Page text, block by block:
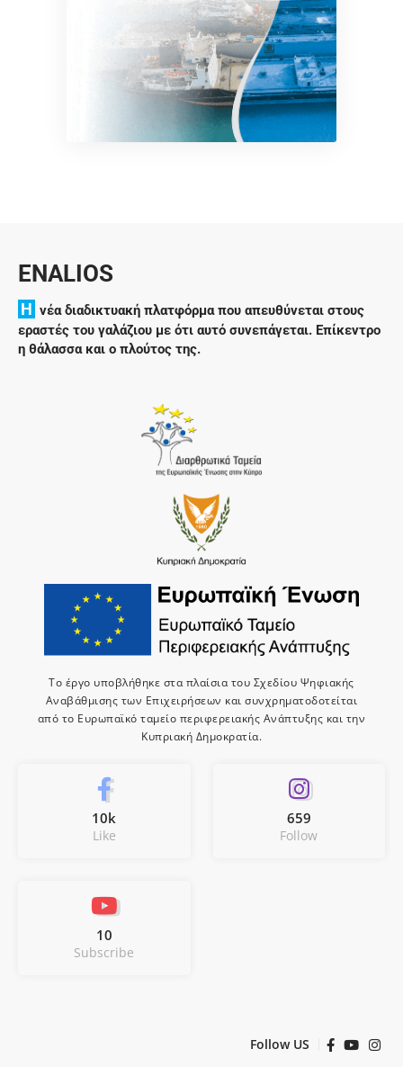
ENALIOS
H νέα διαδικτυακή πλατφόρμα που απευθύνεται στους
εραστές του γαλάζιου με ότι αυτό συνεπάγεται. Επίκεντρο
η θάλασσα και ο πλούτος της.
Το έργο υποβλήθηκε στα πλαίσια του Σχεδίου Ψηφιακής
Αναβάθμισης των Επιχειρήσεων και συνχρηματοδοτείται
από το Ευρωπαϊκό ταμείο περιφερειακής Ανάπτυξης και την
Κυπριακή Δημοκρατία.
10k
Like
659
Follow
10
Subscribe
Follow US